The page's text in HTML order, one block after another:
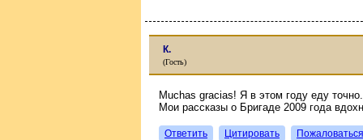
К.
(Гость)
Muchas gracias! Я в этом году еду
Мои рассказы о Бригаде 2009 года
Ответить Цитировать Пожаловаться